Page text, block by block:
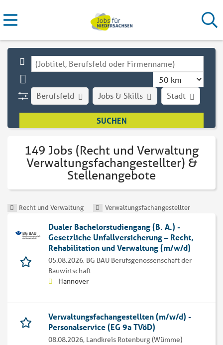
Stadt
Berufsfeld Jobs & Skills
149 Jobs (Recht und Verwaltung
Verwaltungsfachangestellter) &
Stellenangebote
Recht und Verwaltung Verwaltungsfachangestellter
Dualer Bachelorstudiengang (B. A.) -
Gesetzliche Unfallversicherung – Recht,
Rehabilitation und Verwaltung (m/w/d)
05.08.2026, BG BAU Berufsgenossenschaft der
Bauwirtschaft
Hannover
Verwaltungsfachangestellten (m/w/d) -
Personalservice (EG 9a TVöD)
08.08.2026, Landkreis Rotenburg (Wümme)